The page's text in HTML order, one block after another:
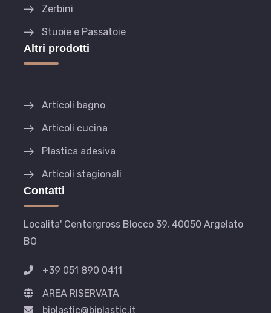
Zerbini
Stuoie e Passatoie
Altri prodotti
Articoli bagno
Articoli cucina
Plastica adesiva
Articoli stagionali
Contatti
Localita' Centergross Blocco 39, 40050 Argelato
BO
+39 051 890 0411
AREA RISERVATA
biplastic@biplastic.it